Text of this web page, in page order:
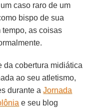
caso raro de um
bispo de sua
as coisas
da cobertura midiática
ao seu atletismo,
durante aJornada
e seu blog